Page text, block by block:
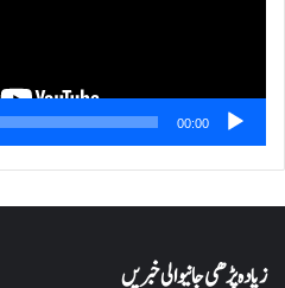
00:00
زیادہ پڑھی جانیوالی خبریں